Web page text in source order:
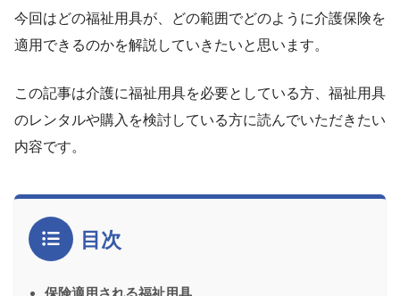
今回はどの福祉用具が、どの範囲でどのように介護保険を
適用できるのかを解説していきたいと思います。
この記事は介護に福祉用具を必要としている方、福祉用具
のレンタルや購入を検討している方に読んでいただきたい
内容です。
目次